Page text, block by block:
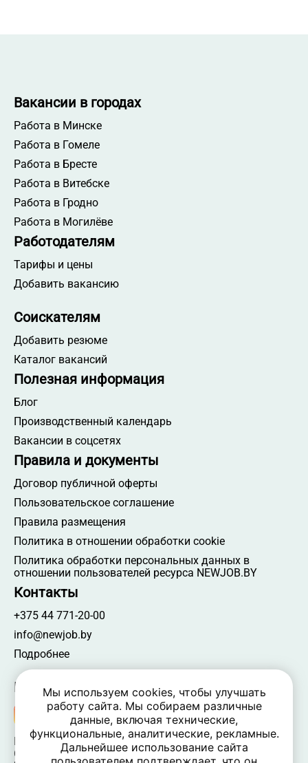
Вакансии в городах
Работа в Минске
Работа в Гомеле
Работа в Бресте
Работа в Витебске
Работа в Гродно
Работа в Могилёве
Работодателям
Тарифы и цены
Добавить вакансию
Соискателям
Добавить резюме
Каталог вакансий
Полезная информация
Блог
Производственный календарь
Вакансии в соцсетях
Правила и документы
Договор публичной оферты
Пользовательское соглашение
Правила размещения
Политика в отношении обработки cookie
Политика обработки персональных данных в
отношении пользователей ресурса NEWJOB.BY
Контакты
+375 44 771-20-00
info@newjob.by
Подробнее
Мы в соцсетях
NEWJOB.BY 🐝 2024 - 2026 | Все права защищены
ООО «Атамантия» | УНП 693331617
Мы используем cookies, чтобы улучшать
работу сайта. Мы собираем различные
данные, включая технические,
функциональные, аналитические, рекламные.
Дальнейшее использование сайта